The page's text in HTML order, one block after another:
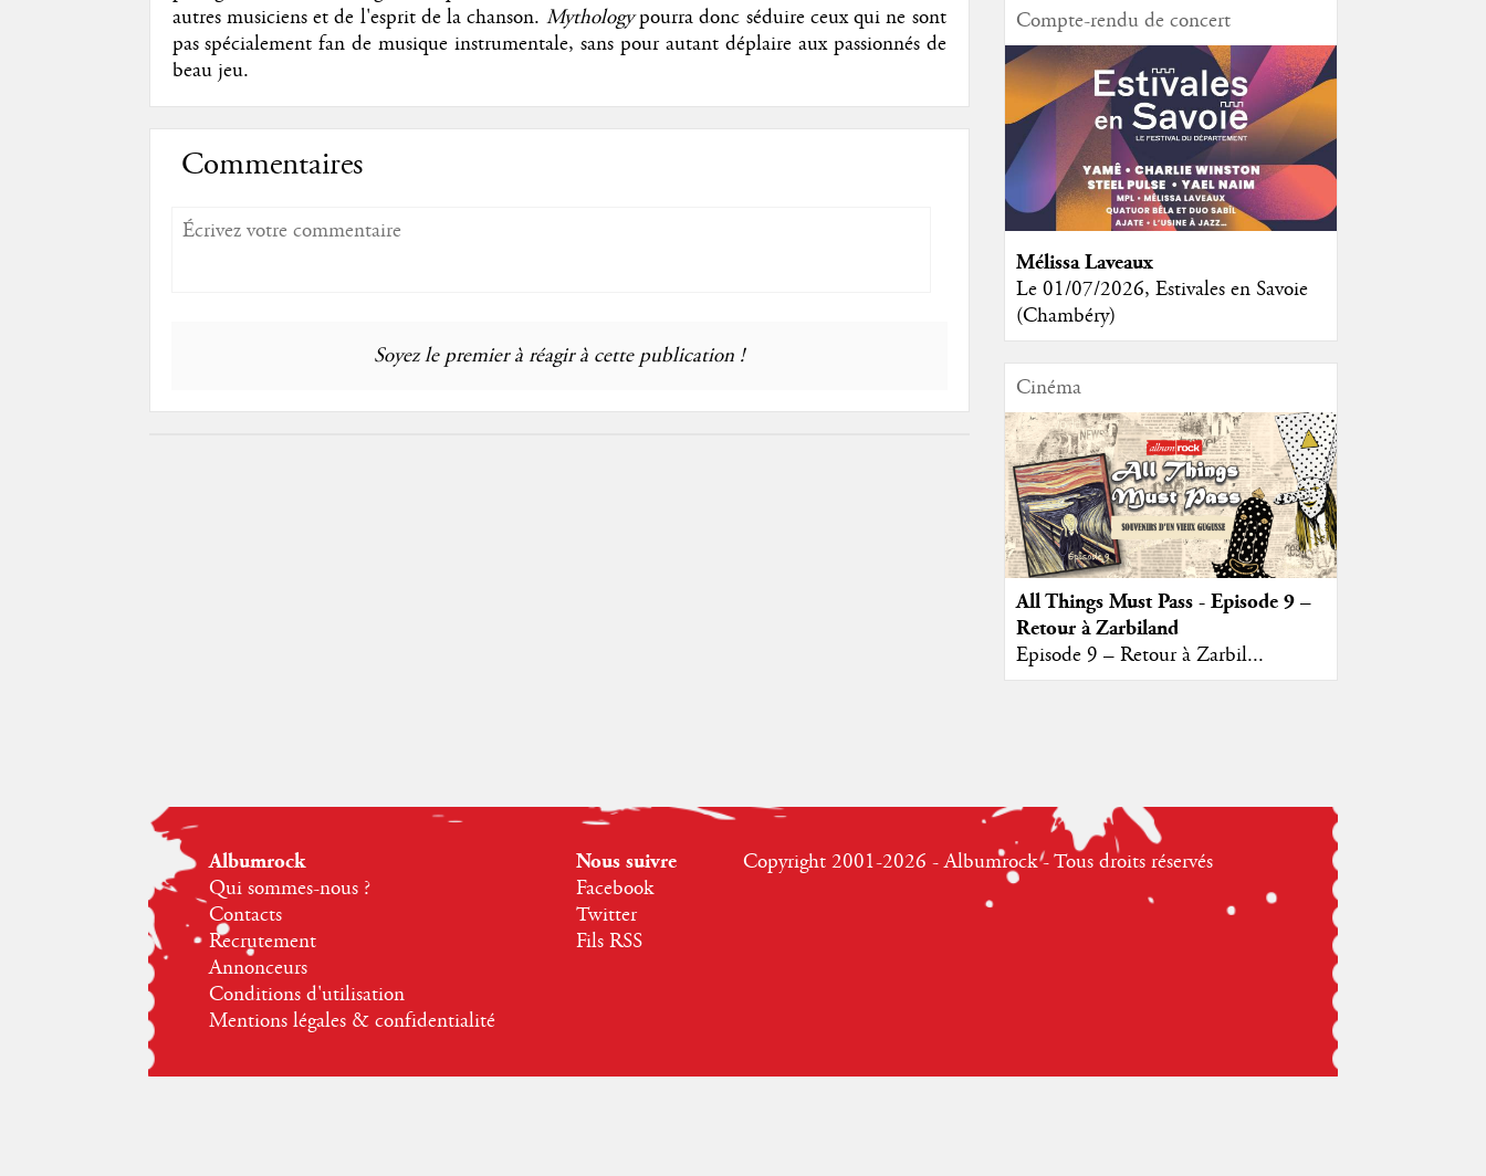
autres musiciens et de l'esprit de la chanson. Mythologypourra donc séduire ceux qui ne sont
pas spécialement fan de musique instrumentale, sans pour autant déplaire aux passionnés de
beau jeu.
Commentaires
Soyez le premier à réagir à cette publication !
Compte-rendu de concert
Mélissa Laveaux
Le 01/07/2026, Estivales en Savoie
(Chambéry)
Cinéma
All Things Must Pass - Episode 9 –
Retour à Zarbiland
Episode 9 – Retour à Zarbil...
Albumrock
Qui sommes-nous ?
Contacts
Recrutement
Annonceurs
Conditions d'utilisation
Mentions légales & confidentialité
Nous suivre
Facebook
Twitter
Fils RSS
Copyright 2001-2026 - Albumrock - Tous droits réservés